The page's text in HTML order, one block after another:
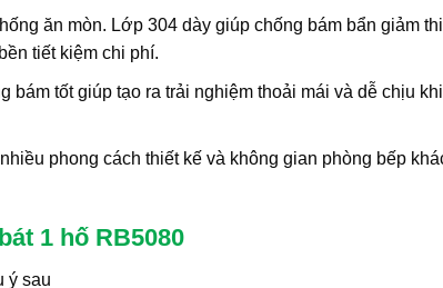
ăn mòn. Lớp 304 dày giúp chống bám bẩn giảm
tiết kiệm chi phí.
bám tốt giúp tạo ra trải nghiệm thoải mái và dễ chịu
phong cách thiết kế và không gian phòng bếp
1 hố RB5080
ý sau